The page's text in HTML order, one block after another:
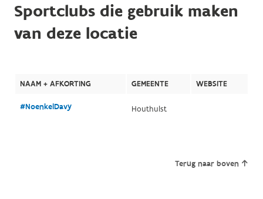
Sportclubs die gebruik maken
van deze locatie
NAAM + AFKORTING GEMEENTE WEBSITE
#NoenkelDavy Houthulst
Terug naar boven